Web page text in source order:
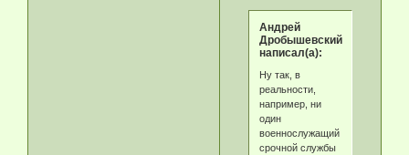
Андрей
Дробышевский
написал(а):
Ну так, в
реальности,
например, ни
один
военнослужащий
срочной службы